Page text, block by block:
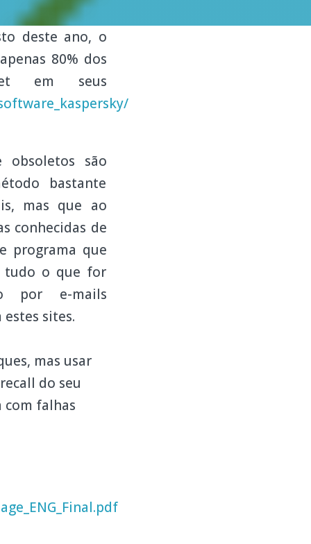
deste ano, o
80% dos
em seus
obsoletos são
bastante
mas que ao
conhecidas de
programa que
tudo o que for
por e-mails
sites.
mas usar
do seu
com falhas